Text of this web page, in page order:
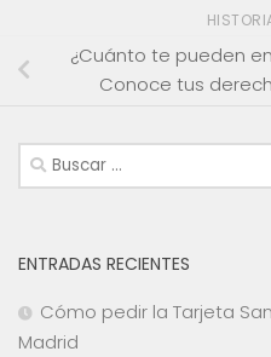
¿Cuánto te pueden
Conoce tus
Buscar:
ENTRADAS RECIENTES
Cómo pedir la Tarjeta
Madrid